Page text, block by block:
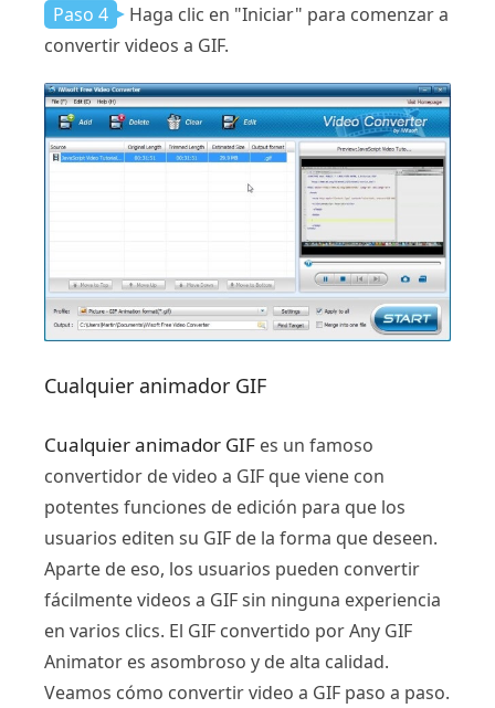
Paso 4
Haga clic en "Iniciar" para comenzar a
convertir videos a GIF.
Cualquier animador GIF
Cualquier animador GIF es un famoso
convertidor de video a GIF que viene con
potentes funciones de edición para que los
usuarios editen su GIF de la forma que deseen.
Aparte de eso, los usuarios pueden convertir
fácilmente videos a GIF sin ninguna experiencia
en varios clics. El GIF convertido por Any GIF
Animator es asombroso y de alta calidad.
Veamos cómo convertir video a GIF paso a paso.